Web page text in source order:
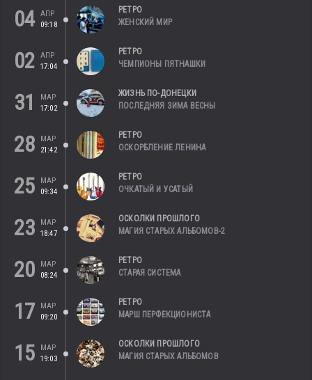
04 АПР
09:18
РЕТРО
ЖЕНСКИЙ МИР
02
АПР
17:04
РЕТРО
ЧЕМПИОНЫ ПЯТНАШКИ
31
МАР
17:02
ЖИЗНЬ ПО-ДОНЕЦКИ
ПОСЛЕДНЯЯ ЗИМА ВЕСНЫ
28
МАР
21:42
РЕТРО
ОСКОРБЛЕНИЕ ЛЕНИНА
25
МАР
09:34
РЕТРО
ОЧКАТЫЙ И УСАТЫЙ
23
МАР
18:47
ОСКОЛКИ ПРОШЛОГО
МАГИЯ СТАРЫХ АЛЬБОМОВ-2
20
МАР
08:24
РЕТРО
СТАРАЯ СИСТЕМА
17
МАР
09:20
РЕТРО
МАРШ ПЕРФЕКЦИОНИСТА
15
МАР
19:03
ОСКОЛКИ ПРОШЛОГО
МАГИЯ СТАРЫХ АЛЬБОМОВ